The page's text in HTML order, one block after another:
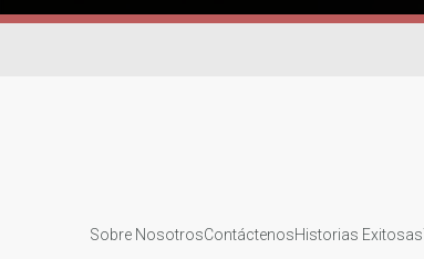
Sobre NosotrosContáctenosHistorias Exitosas